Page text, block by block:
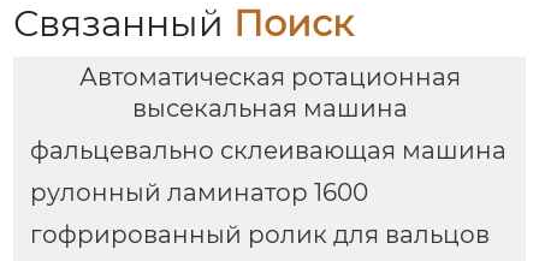
Связанный Поиск
Автоматическая ротационная
высекальная машина
фальцевально склеивающая машина
рулонный ламинатор 1600
гофрированный ролик для вальцов